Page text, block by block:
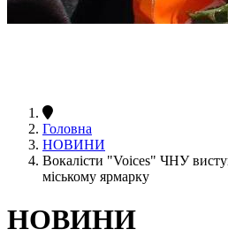
Головна
НОВИНИ
Вокалісти "Voices" ЧНУ
міському ярмарку
НОВИНИ